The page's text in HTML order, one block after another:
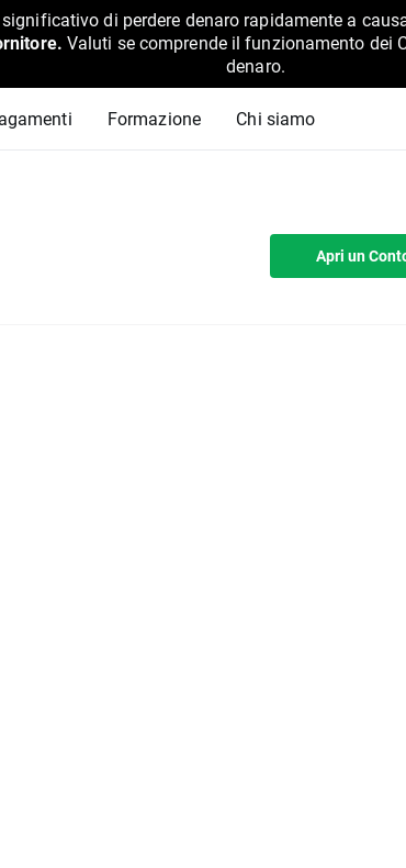
di perdere denaro rapidamente a
Valuti se comprende il funzionamento dei
denaro.
Formazione Chi siamo
Apri un